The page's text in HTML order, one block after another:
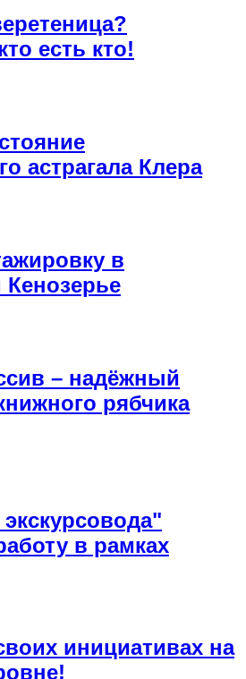
есть кто!
астрагала Клера
в
– надёжный
рябчика
в рамках
инициативах на